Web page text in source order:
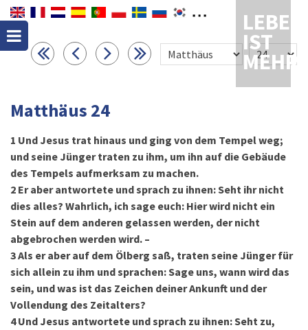
LEBEN
IST
MEHR
Matthäus 24
1 Und Jesus trat hinaus und ging von dem Tempel weg;
und seine Jünger traten zu ihm, um ihn auf die Gebäude
des Tempels aufmerksam zu machen.
2 Er aber antwortete und sprach zu ihnen: Seht ihr nicht
dies alles? Wahrlich, ich sage euch: Hier wird nicht ein
Stein auf dem anderen gelassen werden, der nicht
abgebrochen werden wird. –
3Als er aber auf dem Ölberg saß, traten seine Jünger für
sich allein zu ihm und sprachen: Sage uns, wann wird das
sein, und was ist das Zeichen deiner Ankunft und der
Vollendung des Zeitalters?
4 Und Jesus antwortete und sprach zu ihnen: Seht zu,